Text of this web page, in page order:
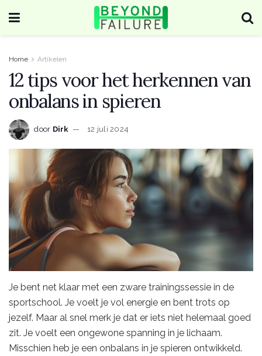
Home Artikelen
12 tips voor het herkennen van
onbalans in spieren
door Dirk 12 juli 2024
Je bent net klaar met een zware trainingssessie in de
sportschool. Je voelt je vol energie en bent trots op
jezelf. Maar al snel merk je dat er iets niet helemaal goed
zit. Je voelt een ongewone spanning in je lichaam.
Misschien heb je een onbalans in je spieren ontwikkeld.